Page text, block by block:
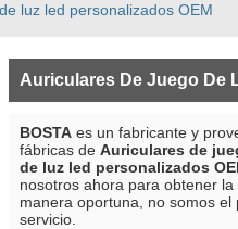
luz led personalizados OEM
Auriculares De Juego De
BOSTA es un fabricante y
fábricas de Auriculares de
de luz led personalizados
nosotros ahora para obtener
manera oportuna, no somos el
servicio.